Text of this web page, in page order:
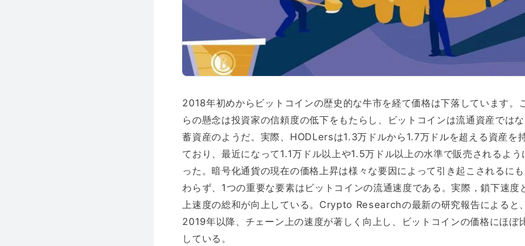
2018年初めからビットコインの歴史的な牛市を経て価格は下落しています。
らの懸念は投資家の信頼度の低下をもたらし、ビットコインは流通資産では
蓄資産のようだ。実際、HODLersは1.3万ドルから1.7万ドルを超える資産を
ており、最近になって1.1万ドル以上や1.5万ドル以上の水準で販売されるよう
った。暗号化通貨の現在の価格上昇は様々な要因によって引き起こされるに
わらず、1つの重要な要素はビットコインの流通速度である。実際，鎖下速度
上速度の総和が向上している。Crypto Researchの最新の研究報告によると
2019年以降、チェーン上の速度が著しく向上し、ビットコインの価格にほぼ
している。